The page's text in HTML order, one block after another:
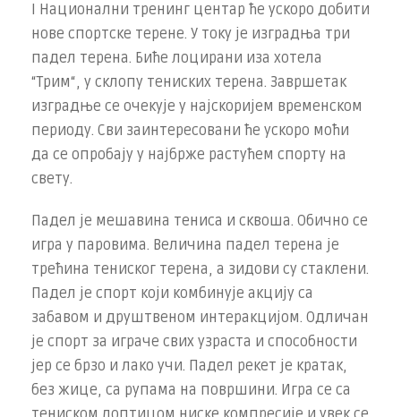
I Национални тренинг центар ће ускоро добити
нове спортске терене. У току је изградња три
падел терена. Биће лоцирани иза хотела
“Трим“, у склопу тениских терена. Завршетак
изградње се очекује у најскоријем временском
периоду. Сви заинтересовани ће ускоро моћи
да се опробају у најбрже растућем спорту на
свету.
Падел је мешавина тениса и сквоша. Обично се
игра у паровима. Величина падел терена је
трећина тениског терена, а зидови су стаклени.
Падел је спорт који комбинује акцију са
забавом и друштвеном интеракцијом. Одличан
је спорт за играче свих узраста и способности
јер се брзо и лако учи. Падел рекет је кратак,
без жице, са рупама на површини. Игра се са